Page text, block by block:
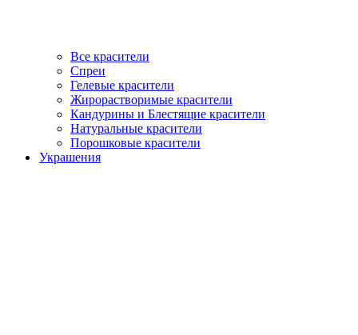
Все красители
Спреи
Гелевые красители
Жирорастворимые красители
Кандурины и Блестящие красители
Натуральные красители
Порошковые красители
Украшения